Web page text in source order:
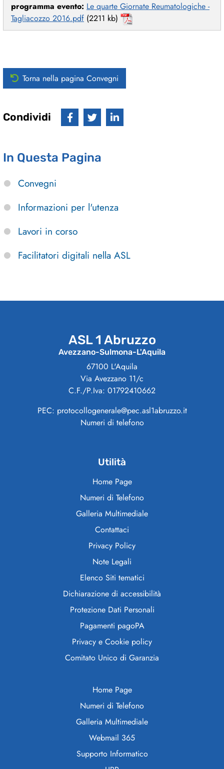
programma evento: Le quarte Giornate Reumatologiche -
Tagliacozzo 2016.pdf (2211 kb)
Torna nella pagina Convegni
Condividi
In Questa Pagina
Convegni
Informazioni per l'utenza
Lavori in corso
Facilitatori digitali nella ASL
ASL 1 Abruzzo
Avezzano-Sulmona-L'Aquila
67100 L'Aquila
Via Avezzano 11/c
C.F./P.Iva: 01792410662
PEC: protocollogenerale@pec.asl1abruzzo.it
Numeri di telefono
Utilità
Home Page
Numeri di Telefono
Galleria Multimediale
Contattaci
Privacy Policy
Note Legali
Elenco Siti tematici
Dichiarazione di accessibilità
Protezione Dati Personali
Pagamenti pagoPA
Privacy e Cookie policy
Comitato Unico di Garanzia
Home Page
Numeri di Telefono
Galleria Multimediale
Webmail 365
Supporto Informatico